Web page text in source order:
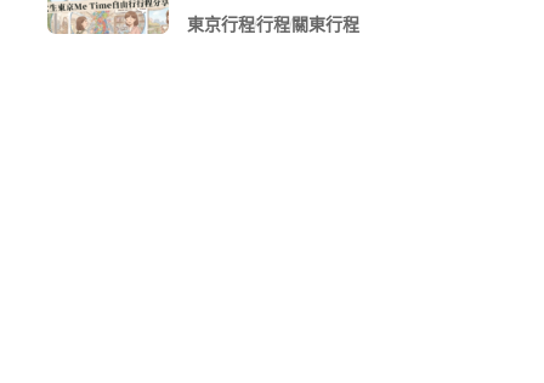
Shopping 與下北澤尋寶5日4夜慢活
東京行程行程關東行程